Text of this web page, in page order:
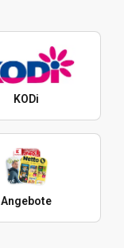
KODi
Angebote